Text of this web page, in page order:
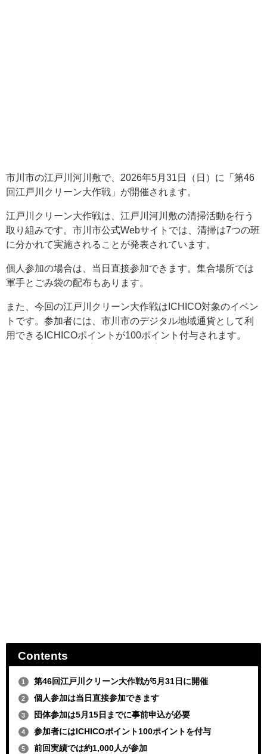
市川市の江戸川河川敷で、2026年5月31日（日）に「第46
回江戸川クリーン大作戦」が開催されます。
江戸川クリーン大作戦は、江戸川河川敷の清掃活動を行う
取り組みです。市川市公式Webサイトでは、清掃は7つの班
に分かれて実施されることが発表されています。
個人参加の場合は、当日直接参加できます。集合場所では
軍手とごみ袋の配布もあります。
また、今回の江戸川クリーン大作戦はICHICO対象のイベン
トです。参加者には、市川市のデジタル地域通貨として利
用できるICHICOポイントが100ポイント付与されます。
Contents
1 第46回江戸川クリーン大作戦が5月31日に開催
2 個人参加は当日直接参加できます
3 団体参加は5月15日までに事前申込が必要
4 参加者にはICHICOポイント100ポイントを付与
5 前回実績では約1,000人が参加